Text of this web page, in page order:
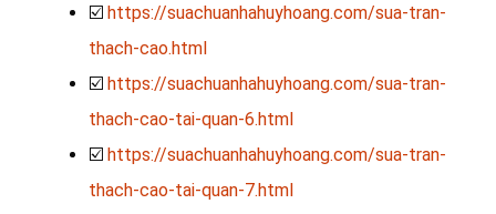
☑️ https://suachuanhahuyhoang.com/sua-tran-
thach-cao.html
☑️ https://suachuanhahuyhoang.com/sua-tran-
thach-cao-tai-quan-6.html
☑️ https://suachuanhahuyhoang.com/sua-tran-
thach-cao-tai-quan-7.html